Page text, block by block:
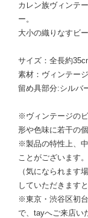
カレン族ヴィンテ
ー。
大小の織りなすビ
サイズ：全長約
素材：ヴィンテー
留め具部分:シルバ
※ヴィンテージの
形や色味に若干の
※製品の特性上、
ことがございます。
（気になられます
していただきます
※東京・渋谷区初
で、tayへご来店い